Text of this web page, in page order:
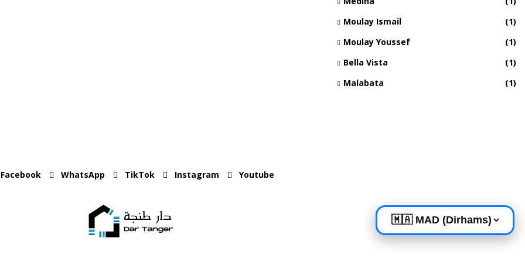
Moulay Ismail
(1)
Moulay Youssef
(1)
Bella Vista
(1)
Malabata
(1)
WhatsApp TikTok Instagram Youtube